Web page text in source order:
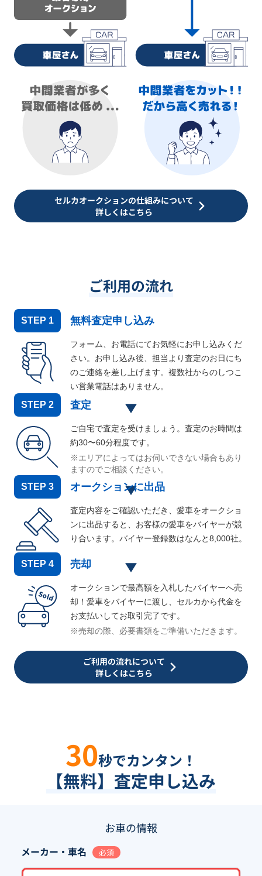
セルカオークションの仕組みについて
詳しくはこちら
ご利用の流れ
STEP 1 無料査定申し込み
フォーム、お電話にてお気軽にお申し込みくだ
さい。お申し込み後、担当より査定のお日にち
のご連絡を差し上げます。複数社からのしつこ
い営業電話はありません。
STEP 2 査定
ご自宅で査定を受けましょう。査定のお時間は
約30〜60分程度です。
※エリアによってはお伺いできない場合もあり
ますのでご相談ください。
STEP 3 オークションに出品
査定内容をご確認いただき、愛車をオークショ
ンに出品すると、お客様の愛車をバイヤーが競
り合います。バイヤー登録数はなんと8,000社。
STEP 4 売却
オークションで最高額を入札したバイヤーへ売
却！愛車をバイヤーに渡し、セルカから代金を
お支払いしてお取引完了です。
※売却の際、必要書類をご準備いただきます。
ご利用の流れについて
詳しくはこちら
30秒でカンタン！
【無料】査定申し込み
お車の情報
メーカー・車名 必須